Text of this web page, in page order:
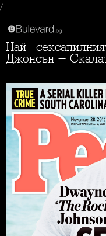
/
Най-сексапилният мъж на 2016 г.: Дуейн
Джонсън -